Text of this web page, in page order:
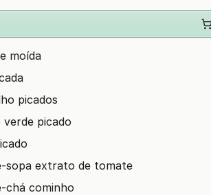
moída
picados
verde picado
sopa extrato de tomate
chá cominho